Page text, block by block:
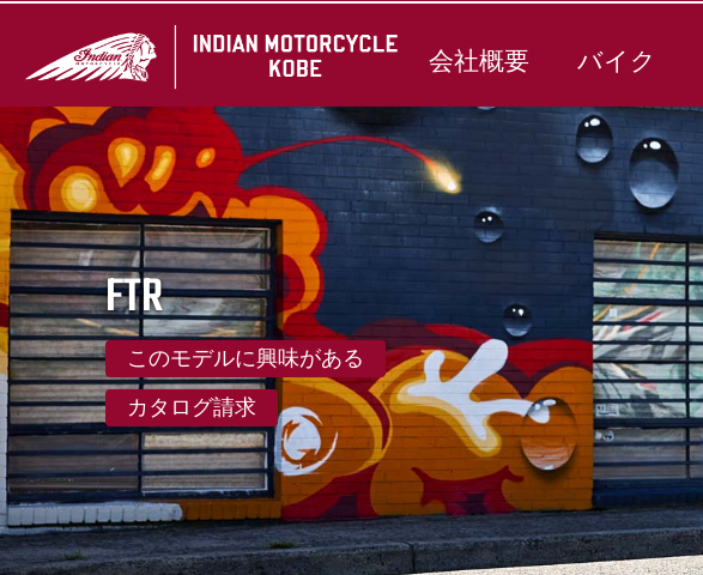
会社概要 バイク
FTR
このモデルに興味がある
カタログ請求